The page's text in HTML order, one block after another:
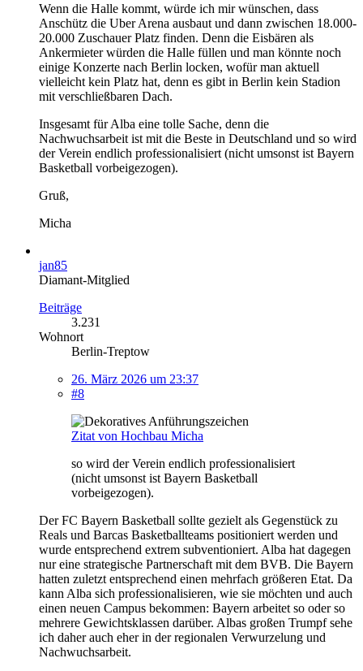
Wenn die Halle kommt, würde ich mir wünschen, dass
Anschütz die Uber Arena ausbaut und dann zwischen 18.000-
20.000 Zuschauer Platz finden. Denn die Eisbären als
Ankermieter würden die Halle füllen und man könnte noch
einige Konzerte nach Berlin locken, wofür man aktuell
vielleicht kein Platz hat, denn es gibt in Berlin kein Stadion
mit verschließbaren Dach.
Insgesamt für Alba eine tolle Sache, denn die
Nachwuchsarbeit ist mit die Beste in Deutschland und so wird
der Verein endlich professionalisiert (nicht umsonst ist Bayern
Basketball vorbeigezogen).
Gruß,
Micha
jan85
Diamant-Mitglied
Beiträge
3.231
Wohnort
Berlin-Treptow
26. März 2026 um 23:37
#8
Zitat von Hochbau Micha
so wird der Verein endlich professionalisiert
(nicht umsonst ist Bayern Basketball
vorbeigezogen).
Der FC Bayern Basketball sollte gezielt als Gegenstück zu
Reals und Barcas Basketballteams positioniert werden und
wurde entsprechend extrem subventioniert. Alba hat dagegen
nur eine strategische Partnerschaft mit dem BVB. Die Bayern
hatten zuletzt entsprechend einen mehrfach größeren Etat. Da
kann Alba sich professionalisieren, wie sie möchten und auch
einen neuen Campus bekommen: Bayern arbeitet so oder so
mehrere Gewichtsklassen darüber. Albas großen Trumpf sehe
ich daher auch eher in der regionalen Verwurzelung und
Nachwuchsarbeit.